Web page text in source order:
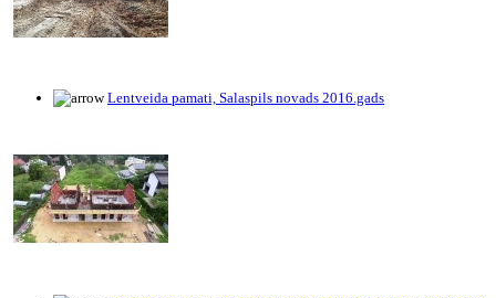
Lentveida pamati, Salaspils novads 2016.gads